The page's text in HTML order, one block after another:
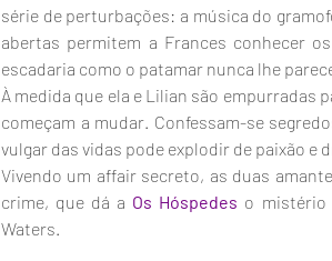
série de perturbações: a música do
abertas permitem a Frances conhecer
escadaria como o patamar nunca lhe
À medida que ela e Lilian são empurradas
começam a mudar. Confessam-se
vulgar das vidas pode explodir de paixão e
Vivendo um affair secreto, as duas
crime, que dá a Os Hóspedes o mistério
Waters.